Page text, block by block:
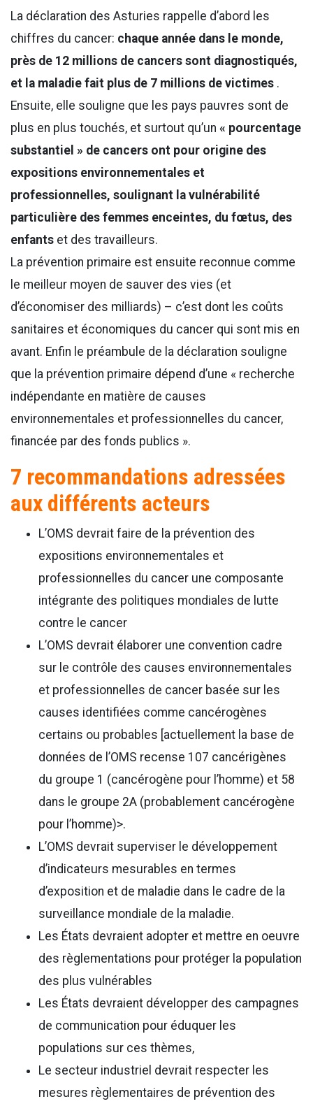
La déclaration des Asturies rappelle d’abord les
chiffres du cancer: chaque année dans le monde,
près de 12 millions de cancers sont diagnostiqués,
et la maladie fait plus de 7 millions de victimes .
Ensuite, elle souligne que les pays pauvres sont de
plus en plus touchés, et surtout qu’un « pourcentage
substantiel » de cancers ont pour origine des
expositions environnementales et
professionnelles, soulignant la vulnérabilité
particulière des femmes enceintes, du fœtus, des
enfants et des travailleurs.
La prévention primaire est ensuite reconnue comme
le meilleur moyen de sauver des vies (et
d’économiser des milliards) – c’est dont les coûts
sanitaires et économiques du cancer qui sont mis en
avant. Enfin le préambule de la déclaration souligne
que la prévention primaire dépend d’une « recherche
indépendante en matière de causes
environnementales et professionnelles du cancer,
financée par des fonds publics ».
7 recommandations adressées
aux différents acteurs
L’OMS devrait faire de la prévention des
expositions environnementales et
professionnelles du cancer une composante
intégrante des politiques mondiales de lutte
contre le cancer
L’OMS devrait élaborer une convention cadre
sur le contrôle des causes environnementales
et professionnelles de cancer basée sur les
causes identifiées comme cancérogènes
certains ou probables [actuellement la base de
données de l’OMS recense 107 cancérigènes
du groupe 1 (cancérogène pour l’homme) et 58
dans le groupe 2A (probablement cancérogène
pour l’homme)>.
L’OMS devrait superviser le développement
d’indicateurs mesurables en termes
d’exposition et de maladie dans le cadre de la
surveillance mondiale de la maladie.
Les États devraient adopter et mettre en oeuvre
des règlementations pour protéger la population
des plus vulnérables
Les États devraient développer des campagnes
de communication pour éduquer les
populations sur ces thèmes,
Le secteur industriel devrait respecter les
mesures règlementaires de prévention des